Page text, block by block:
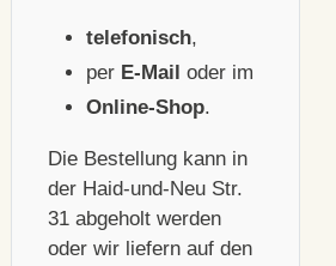
telefonisch,
per E-Mail oder im
Online-Shop.
Die Bestellung kann in
der Haid-und-Neu Str.
31 abgeholt werden
oder wir liefern auf den